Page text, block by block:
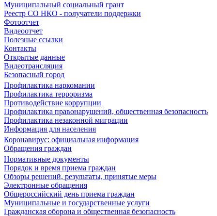
Муниципальный социальный грант
Реестр СО НКО - получатели поддержки
Фотоотчет
Видеоотчет
Полезные ссылки
Контакты
Открытые данные
Видеотрансляция
Безопасный город
Профилактика наркомании
Профилактика терроризма
Противодействие коррупции
Профилактика правонарушений, общественная безопасность
Профилактика незаконной миграции
Информация для населения
Коронавирус: официальная информация
Обращения граждан
Нормативные документы
Порядок и время приема граждан
Обзоры решений, результаты, принятые меры
Электронные обращения
Общероссийский день приема граждан
Муниципальные и государственные услуги
Гражданская оборона и общественная безопасность